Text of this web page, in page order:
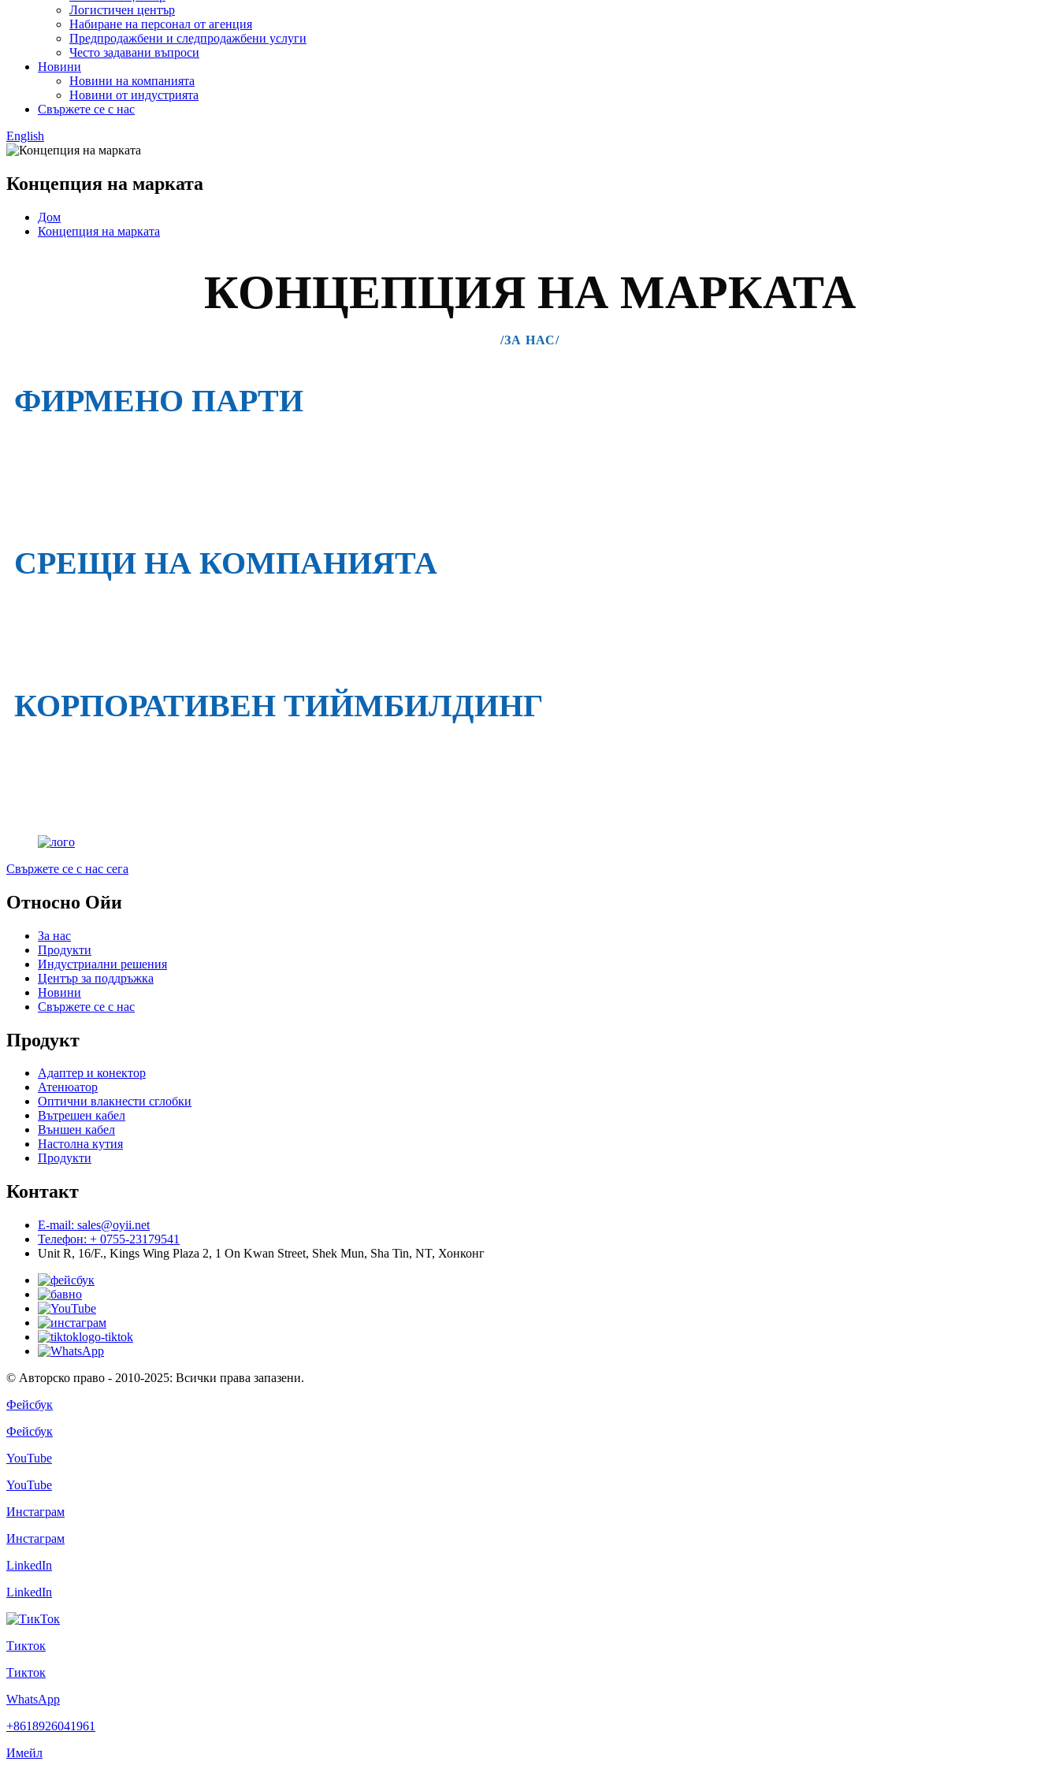
Логистичен център
Набиране на персонал от агенция
Предпродажбени и следпродажбени услуги
Често задавани въпроси
Новини
Новини на компанията
Новини от индустрията
Свържете се с нас
English
Концепция на марката
Дом
Концепция на марката
КОНЦЕПЦИЯ НА МАРКАТА
/ЗА НАС/
ФИРМЕНО ПАРТИ
СРЕЩИ НА КОМПАНИЯТА
КОРПОРАТИВЕН ТИЙМБИЛДИНГ
Свържете се с нас сега
Относно Ойи
За нас
Продукти
Индустриални решения
Център за поддръжка
Новини
Свържете се с нас
Продукт
Адаптер и конектор
Атенюатор
Оптични влакнести сглобки
Вътрешен кабел
Външен кабел
Настолна кутия
Продукти
Контакт
E-mail: sales@oyii.net
Телефон: + 0755-23179541
Unit R, 16/F., Kings Wing Plaza 2, 1 On Kwan Street, Shek Mun, Sha Tin, NT, Хонконг
© Авторско право - 2010-2025: Всички права запазени.
Фейсбук
Фейсбук
YouTube
YouTube
Инстаграм
Инстаграм
LinkedIn
LinkedIn
Тикток
Тикток
WhatsApp
+8618926041961
Имейл